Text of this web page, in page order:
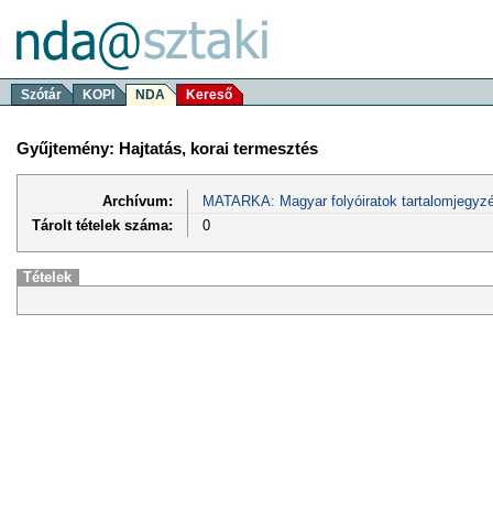
Szótár KOPI NDA Kereső
Gyűjtemény: Hajtatás, korai termesztés
Archívum:
MATARKA: Magyar folyóiratok
Tárolt tételek száma:
0
Tételek